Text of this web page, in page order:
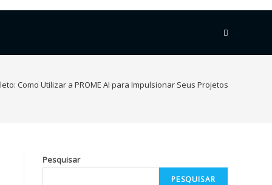
Como Utilizar a PROME AI para Impulsionar Seus Projetos
Pesquisar
PESQUISAR